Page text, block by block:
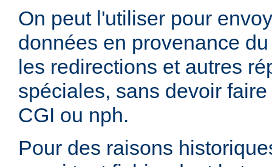
On peut l'utiliser pour
données en provenance
les redirections et autres
spéciales, sans devoir
CGI ou nph.
Pour des raisons